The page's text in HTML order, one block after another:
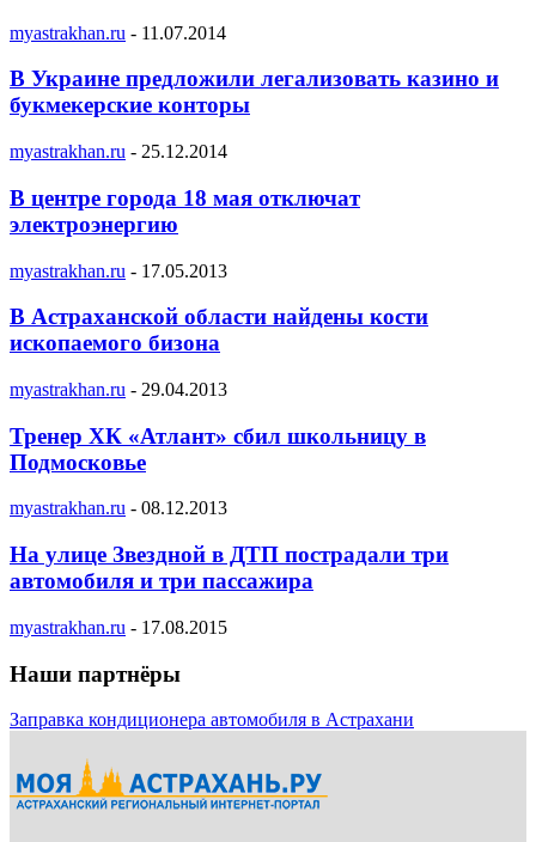
myastrakhan.ru - 11.07.2014
В Украине предложили легализовать казино и
букмекерские конторы
myastrakhan.ru - 25.12.2014
В центре города 18 мая отключат
электроэнергию
myastrakhan.ru - 17.05.2013
В Астраханской области найдены кости
ископаемого бизона
myastrakhan.ru - 29.04.2013
Тренер ХК «Атлант» сбил школьницу в
Подмосковье
myastrakhan.ru - 08.12.2013
На улице Звездной в ДТП пострадали три
автомобиля и три пассажира
myastrakhan.ru - 17.08.2015
Наши партнёры
Заправка кондиционера автомобиля в Астрахани